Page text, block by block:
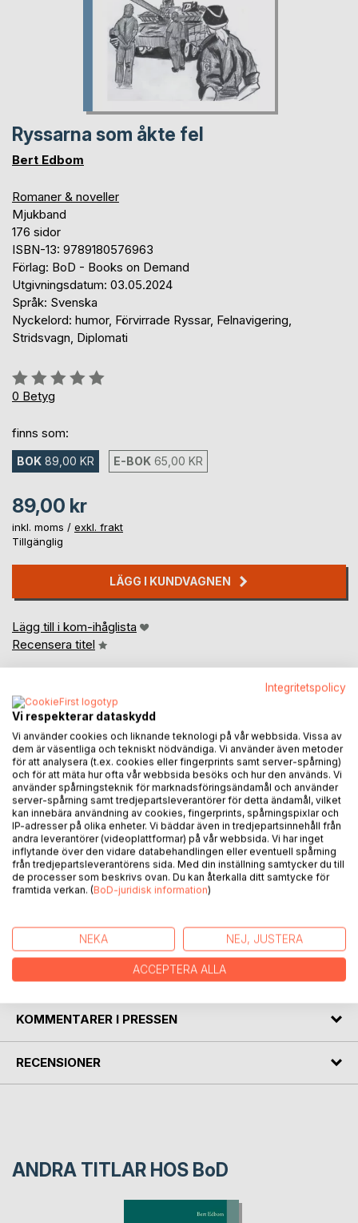
Ryssarna som åkte fel
Bert Edbom
Romaner & noveller
Mjukband
176 sidor
ISBN-13: 9789180576963
Förlag: BoD - Books on Demand
Utgivningsdatum: 03.05.2024
Språk: Svenska
Nyckelord: humor, Förvirrade Ryssar, Felnavigering,
Stridsvagn, Diplomati
Betyg::
0%
0 Betyg
finns som:
BOK 89,00 KR E-BOK 65,00 KR
89,00 kr
inkl. moms / exkl. frakt
Tillgänglig
LÄGG I KUNDVAGNEN
Lägg till i kom-ihåglista
Recensera titel
BESKRIVNING
Två vänner på väg till systembolaget i Bergvalla fastnar
framför en rysk stridsvagn. En rysk stridsvagn som är på
väg till Ukraina men som av någon outgrundlig anledning
råkat hamna i Sverige. Dessutom har stridsvagnen fått
motorstopp. Det skapar problem för de båda vännerna. Det
uppstår en del komiska situationer när de båda vännerna
skapar dessutom en del diplomatiska förvecklingar.
KOMMENTARER I PRESSEN
RECENSIONER
ANDRA TITLAR HOS BoD
Integritetspolicy
Vi respekterar dataskydd
Vi använder cookies och liknande teknologi på vår webbsida. Vissa av
dem är väsentliga och tekniskt nödvändiga. Vi använder även metoder
för att analysera (t.ex. cookies eller fingerprints samt server-spårning)
och för att mäta hur ofta vår webbsida besöks och hur den används. Vi
använder spårningsteknik för marknadsföringsändamål och använder
server-spårning samt tredjepartsleverantörer för detta ändamål, vilket
kan innebära användning av cookies, fingerprints, spårningspixlar och
IP-adresser på olika enheter. Vi bäddar även in tredjepartsinnehåll från
andra leverantörer (videoplattformar) på vår webbsida. Vi har inget
inflytande över den vidare databehandlingen eller eventuell spårning
från tredjepartsleverantörens sida. Med din inställning samtycker du till
de processer som beskrivs ovan. Du kan återkalla ditt samtycke för
framtida verkan. (BoD-juridisk information)
NEKA NEJ, JUSTERA
ACCEPTERA ALLA